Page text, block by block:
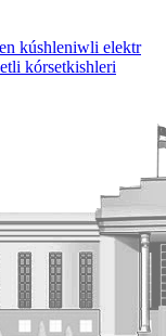
kúshleniwli elektr
kórsetkishleri